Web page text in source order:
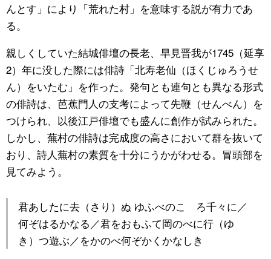
んとす」により「荒れた村」を意味する説が有力であ
る。
親しくしていた結城俳壇の長老、早見晋我が1745（延享
2）年に没した際には俳詩「北寿老仙（ほくじゅろうせ
ん）をいたむ」を作った。発句とも連句とも異なる形式
の俳詩は、芭蕉門人の支考によって先鞭（せんべん）を
つけられ、以後江戸俳壇でも盛んに創作が試みられた。
しかし、蕪村の俳詩は完成度の高さにおいて群を抜いて
おり、詩人蕪村の素質を十分にうかがわせる。冒頭部を
見てみよう。
君あしたに去（さり）ぬ ゆふべのこゝろ千々に／
何ぞはるかなる／君をおもふて岡のべに行（ゆ
き）つ遊ぶ／をかのべ何ぞかくかなしき